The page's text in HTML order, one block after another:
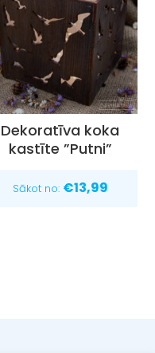
Dekoratīva koka
kastīte ”Putni”
Sākot no: €13,99